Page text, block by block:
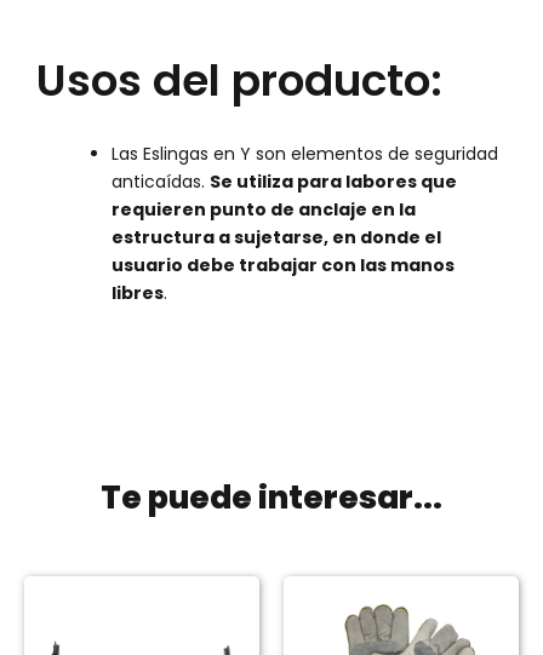
Usos del producto:
Las Eslingas en Y son elementos de seguridad
anticaídas. Se utiliza para labores que
requieren punto de anclaje en la
estructura a sujetarse, en donde el
usuario debe trabajar con las manos
libres.
Te puede interesar...